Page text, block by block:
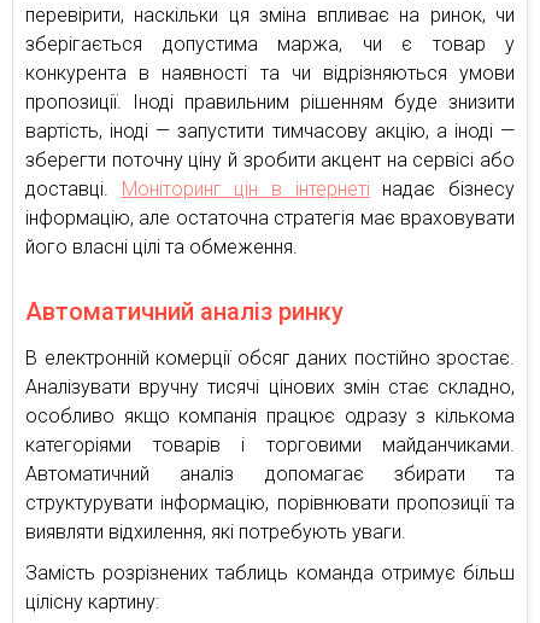
перевірити, наскільки ця зміна впливає на ринок, чи
зберігається допустима маржа, чи є товар у
конкурента в наявності та чи відрізняються умови
пропозиції. Іноді правильним рішенням буде знизити
вартість, іноді — запустити тимчасову акцію, а іноді —
зберегти поточну ціну й зробити акцент на сервісі або
доставці.
Моніторинг цін в інтернетінадає бізнесу
інформацію, але остаточна стратегія має враховувати
його власні цілі та обмеження.
Автоматичний аналіз ринку
В електронній комерції обсяг даних постійно зростає.
Аналізувати вручну тисячі цінових змін стає складно,
особливо якщо компанія працює одразу з кількома
категоріями товарів і торговими майданчиками.
Автоматичний аналіз допомагає збирати та
структурувати інформацію, порівнювати пропозиції та
виявляти відхилення, які потребують уваги.
Замість розрізнених таблиць команда отримує більш
цілісну картину: